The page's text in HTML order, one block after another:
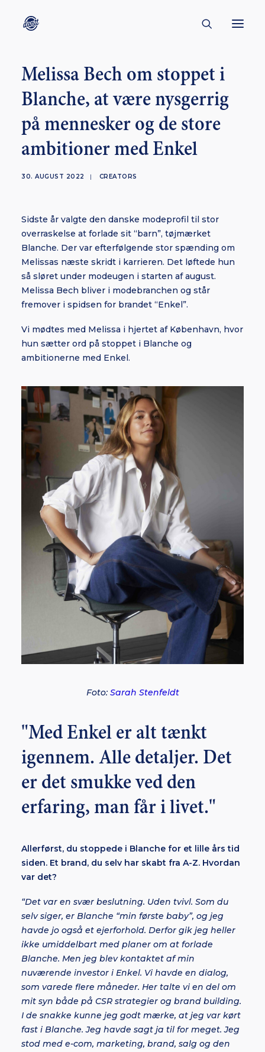
CONTACT
ABOUT
ENGLISH
CREATORS
Melissa Bech om stoppet i
Blanche, at være nysgerrig
på mennesker og de store
ambitioner med Enkel
30. AUGUST 2022 | CREATORS
Sidste år valgte den danske modeprofil til stor
overraskelse at forlade sit “barn”, tøjmærket
Blanche. Der var efterfølgende stor spænding om
Melissas næste skridt i karrieren. Det løftede hun
så sløret under modeugen i starten af august.
Melissa Bech bliver i modebranchen og står
fremover i spidsen for brandet “Enkel”.
Vi mødtes med Melissa i hjertet af København, hvor
hun sætter ord på stoppet i Blanche og
ambitionerne med Enkel.
Foto: Sarah Stenfeldt
"Med Enkel er alt tænkt
igennem. Alle detaljer. Det
er det smukke ved den
erfaring, man får i livet."
Allerførst, du stoppede i Blanche for et lille års tid
siden. Et brand, du selv har skabt fra A-Z. Hvordan
var det?
“Det var en svær beslutning. Uden tvivl. Som du
selv siger, er Blanche “min første baby”, og jeg
havde jo også et ejerforhold. Derfor gik jeg heller
ikke umiddelbart med planer om at forlade
Blanche. Men jeg blev kontaktet af min
nuværende investor i Enkel. Vi havde en dialog,
som varede flere måneder. Her talte vi en del om
mit syn både på CSR strategier og brand building.
I de snakke kunne jeg godt mærke, at jeg var kørt
fast i Blanche. Jeg havde sagt ja til for meget. Jeg
stod med e-com, marketing, brand, salg og den